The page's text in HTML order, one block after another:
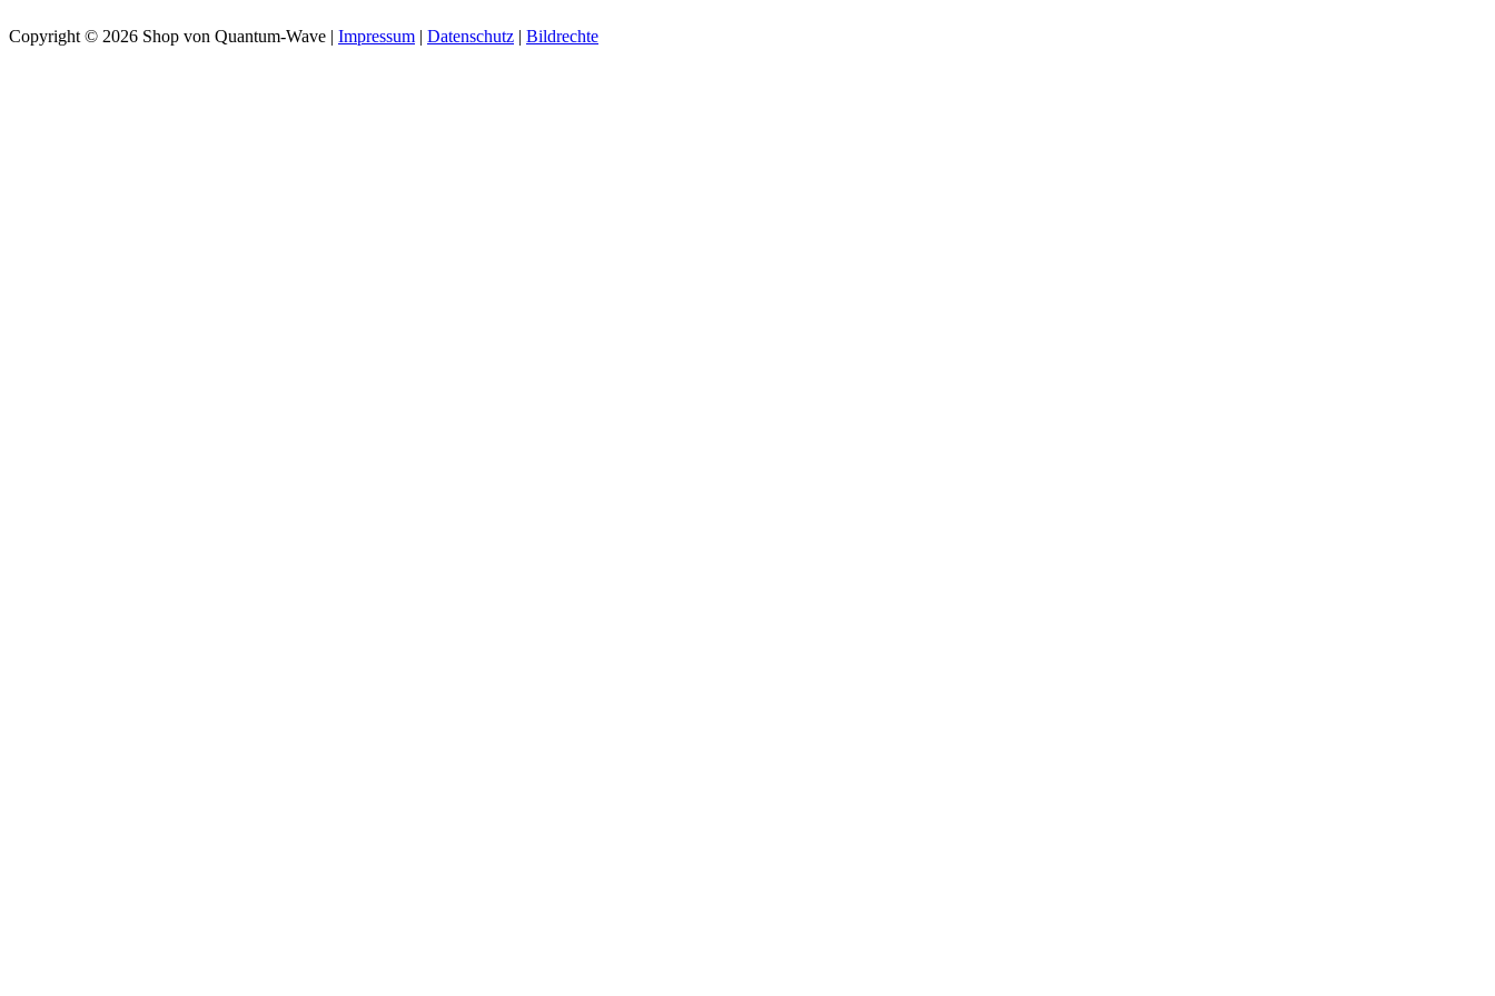
Inhalt
Copyright © 2026 Shop von Quantum-Wave | Impressum | Datenschutz | Bildrechte